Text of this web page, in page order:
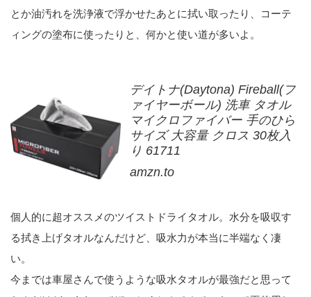
とか油汚れを洗浄液で浮かせたあとに拭い取ったり、コーテ
ィングの塗布に使ったりと、何かと使い道が多いよ。
デイトナ(Daytona) Fireball(フ
ァイヤーボール) 洗車 タオル
マイクロファイバー 手のひら
サイズ 大容量 クロス 30枚入
り 61711
amzn.to
個人的に超オススメのツイストドライタオル。水分を吸収す
る拭き上げタオルなんだけど、吸水力が本当に半端なく凄
い。
今までは車屋さんで使うような吸水タオルが最強だと思って